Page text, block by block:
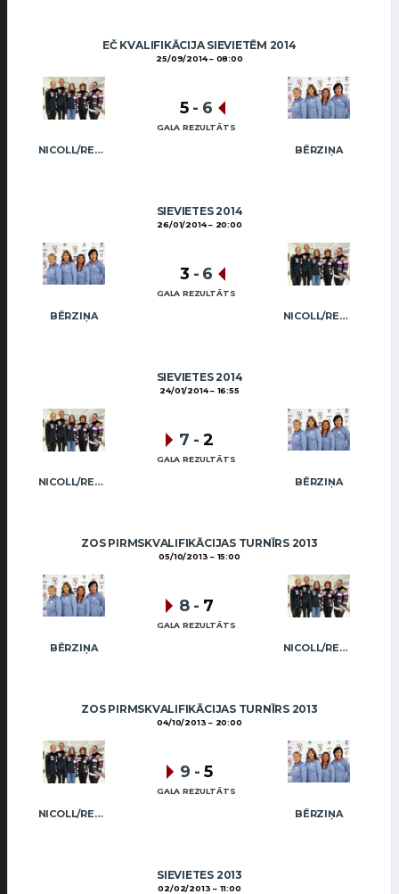
EČ KVALIFIKĀCIJA SIEVIETĒM 2014
25/09/2014 08:00
NICOLL/REGŽA BĒRZIŅA
5 - 6
GALA REZULTĀTS
SIEVIETES 2014
26/01/2014 20:00
BĒRZIŅA NICOLL/REGŽA
3 - 6
GALA REZULTĀTS
SIEVIETES 2014
24/01/2014 16:55
NICOLL/REGŽA BĒRZIŅA
7 - 2
GALA REZULTĀTS
ZOS PIRMSKVALIFIKĀCIJAS TURNĪRS 2013
05/10/2013 15:00
BĒRZIŅA NICOLL/REGŽA
8 - 7
GALA REZULTĀTS
ZOS PIRMSKVALIFIKĀCIJAS TURNĪRS 2013
04/10/2013 20:00
NICOLL/REGŽA BĒRZIŅA
9 - 5
GALA REZULTĀTS
SIEVIETES 2013
02/02/2013 11:00